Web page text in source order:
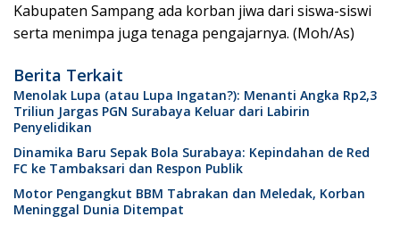
Kabupaten Sampang ada korban jiwa dari siswa-siswi
serta menimpa juga tenaga pengajarnya. (Moh/As)
Berita Terkait
Menolak Lupa (atau Lupa Ingatan?): Menanti Angka Rp2,3
Triliun Jargas PGN Surabaya Keluar dari Labirin
Penyelidikan
Dinamika Baru Sepak Bola Surabaya: Kepindahan de Red
FC ke Tambaksari dan Respon Publik
Motor Pengangkut BBM Tabrakan dan Meledak, Korban
Meninggal Dunia Ditempat